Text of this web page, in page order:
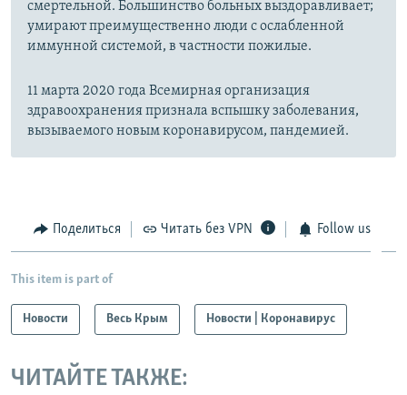
смертельной. Большинство больных выздоравливает;
умирают преимущественно люди с ослабленной
иммунной системой, в частности пожилые.
11 марта 2020 года Всемирная организация
здравоохранения признала вспышку заболевания,
вызываемого новым коронавирусом, пандемией.
Поделиться Читать без VPN Follow us
This item is part of
Новости Весь Крым Новости | Коронавирус
ЧИТАЙТЕ ТАКЖЕ: